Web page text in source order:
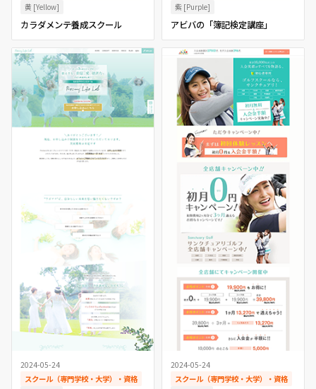
黄 [Yellow]
カラダメンテ養成スクール
紫 [Purple]
アビバの「簿記検定講座」
2024-05-24
スクール（専門学校・大学）・資格
2024-05-24
スクール（専門学校・大学）・資格